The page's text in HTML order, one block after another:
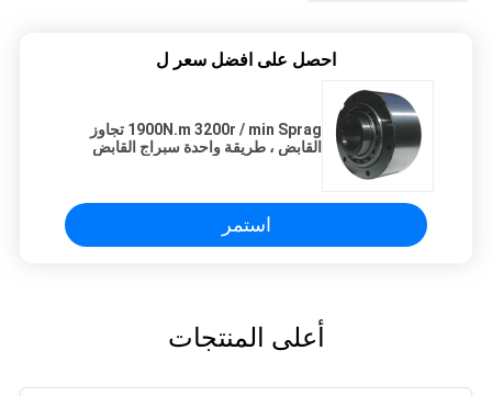
احصل على افضل سعر ل
1900N.m 3200r / min Sprag تجاوز
القابض ، طريقة واحدة سبراج القابض
استمر
أعلى المنتجات